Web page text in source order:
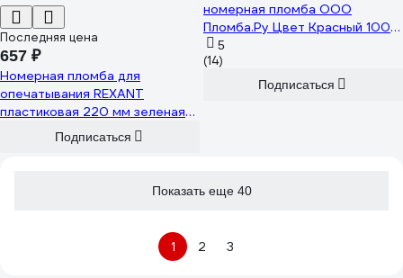
Последняя цена
657 ₽
Номерная пломба для
опечатывания REXANT
пластиковая 220 мм зеленая
50 шт 07-6113Подписаться
номерная пломба ООО
Пломба.Ру Цвет Красный 1000
шт. КПП-3-2030 РХ3 619352
5
(14)
Подписаться
Показать еще 40
1 2 3